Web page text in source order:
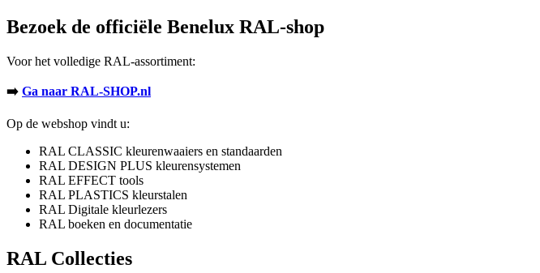
Bezoek de officiële Benelux RAL-shop
Voor het volledige RAL-assortiment:
➡️ Ga naar RAL-SHOP.nl
Op de webshop vindt u:
RAL CLASSIC kleurenwaaiers en standaarden
RAL DESIGN PLUS kleurensystemen
RAL EFFECT tools
RAL PLASTICS kleurstalen
RAL Digitale kleurlezers
RAL boeken en documentatie
RAL Collecties